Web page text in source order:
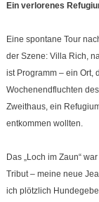
Ein verlorenes
Eine spontane Tour
der Szene: Villa Rich,
ist Programm – ein Ort,
Wochenendfluchten
Zweithaus, ein
entkommen wollten.
Das „Loch im Zaun“
Tribut – meine neue
ich plötzlich